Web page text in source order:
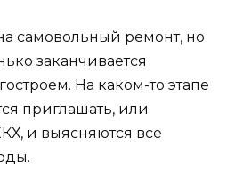
самовольный ремонт, но
заканчивается
На каком-то этапе
приглашать, или
и выясняются все